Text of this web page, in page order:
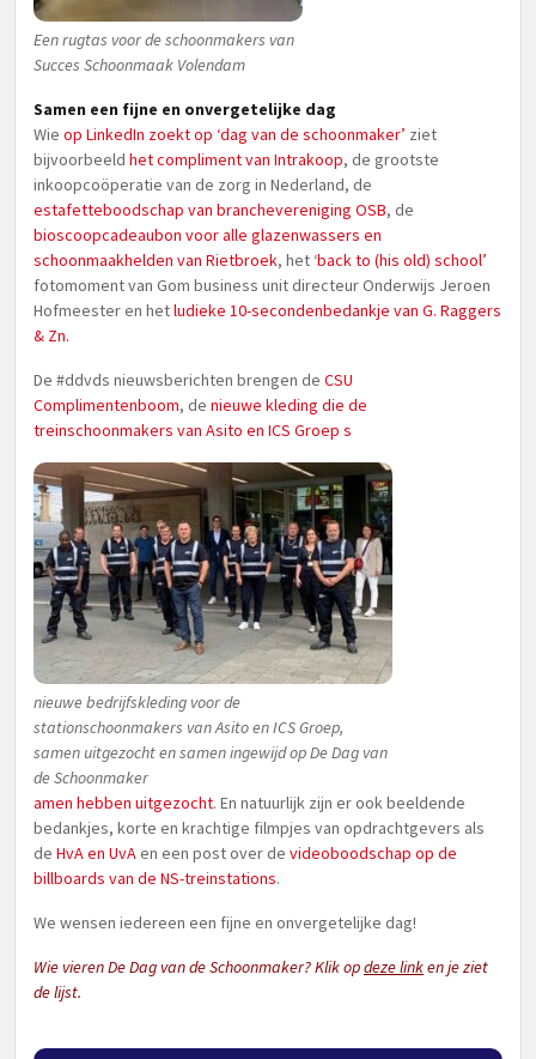
Een rugtas voor de schoonmakers van
Succes Schoonmaak Volendam
Samen een fijne en onvergetelijke dag
Wie op LinkedIn zoekt op ‘dag van de schoonmaker’ ziet
bijvoorbeeld het compliment van Intrakoop, de grootste
inkoopcoöperatie van de zorg in Nederland, de
estafetteboodschap van branchevereniging OSB, de
bioscoopcadeaubon voor alle glazenwassers en
schoonmaakhelden van Rietbroek, het ‘back to (his old) school’
fotomoment van Gom business unit directeur Onderwijs Jeroen
Hofmeester en hetludieke 10-secondenbedankje van G. Raggers
& Zn.
De #ddvds nieuwsberichten brengen de CSU
Complimentenboom, de nieuwe kleding die de
treinschoonmakers van Asito en ICS Groep s
nieuwe bedrijfskleding voor de
stationschoonmakers van Asito en ICS Groep,
samen uitgezocht en samen ingewijd op De Dag van
de Schoonmaker
amen hebben uitgezocht. En natuurlijk zijn er ook beeldende
bedankjes, korte en krachtige filmpjes van opdrachtgevers als
de HvA en UvAen een post over de videoboodschap op de
billboards van de NS-treinstations.
We wensen iedereen een fijne en onvergetelijke dag!
Wie vieren De Dag van de Schoonmaker? Klik opdeze linken je ziet
de lijst.